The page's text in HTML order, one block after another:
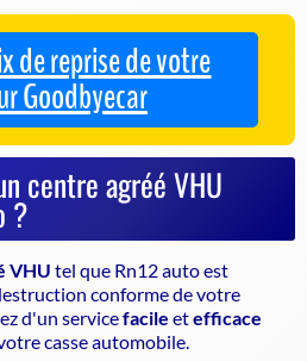
de reprise de votre
Goodbyecar
centre agréé VHU
?
VHU tel que Rn12 auto est
conforme de votre
d'un servicefacile etefficace
casse automobile.